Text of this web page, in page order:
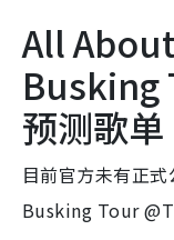
All
Busking
预测歌单
目前官方未有正
Busking Tour